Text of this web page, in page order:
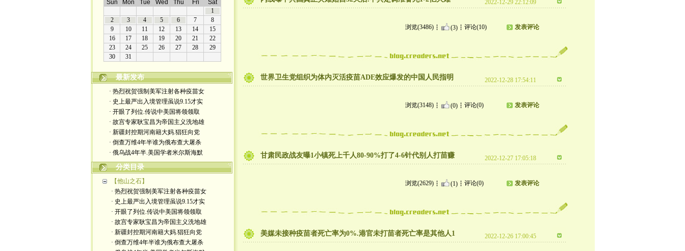
最新发布
· 热烈祝贺强制美军注射各种疫苗女
· 史上最严出入境管理虽说9.15才实
· 开眼了列位.传说中美国将领领取
· 故宫专家耿宝昌为帝国主义洗地雄
· 新疆封控期河南籍大妈.猖狂向党
· 倒查万维4年半谁为俄布查大屠杀
· 俄乌战4年半.美国学者米尔斯海默
分类目录
【他山之石】
· 热烈祝贺强制美军注射各种疫苗女
· 史上最严出入境管理虽说9.15才实
· 开眼了列位.传说中美国将领领取
· 故宫专家耿宝昌为帝国主义洗地雄
· 新疆封控期河南籍大妈.猖狂向党
· 倒查万维4年半谁为俄布查大屠杀
2022-12-29 22:12:09
浏览(3486) (3) 评论(10) 发表评论
世界卫生党组织为体内灭活疫苗ADE效应爆发的中国人民指明 2022-12-28 17:54:11
浏览(3148) (0) 评论(0) 发表评论
甘肃民政战友曝1小镇死上千人80-90%打了4-6针代别人打苗赚 2022-12-27 17:05:18
浏览(2629) (1) 评论(0) 发表评论
美媒未接种疫苗者死亡率为0%.港官未打苗者死亡率是其他人1 2022-12-26 17:00:45